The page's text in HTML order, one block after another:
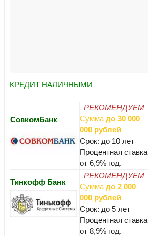
КРЕДИТ НАЛИЧНЫМИ
СовкомБанк
РЕКОМЕНДУЕМ
Сумма до 30 000
000 рублей
Срок: до 10 лет
Процентная ставка
от 6,9% год.
Тинкофф Банк
РЕКОМЕНДУЕМ
Сумма до 2 000
000 рублей
Срок: до 5 лет
Процентная ставка
от 8,9% год.